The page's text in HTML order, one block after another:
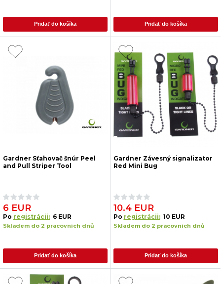
Pridať do košíka Pridať do košíka
Gardner Sťahovač šnúr Peel
and Pull Striper Tool
6 EUR
Po registrácii: 6 EUR
Skladem do 2 pracovních dnů
Pridať do košíka
Gardner Závesný signalizator
Red Mini Bug
10.4 EUR
Po registrácii: 10 EUR
Skladem do 2 pracovních dnů
Pridať do košíka